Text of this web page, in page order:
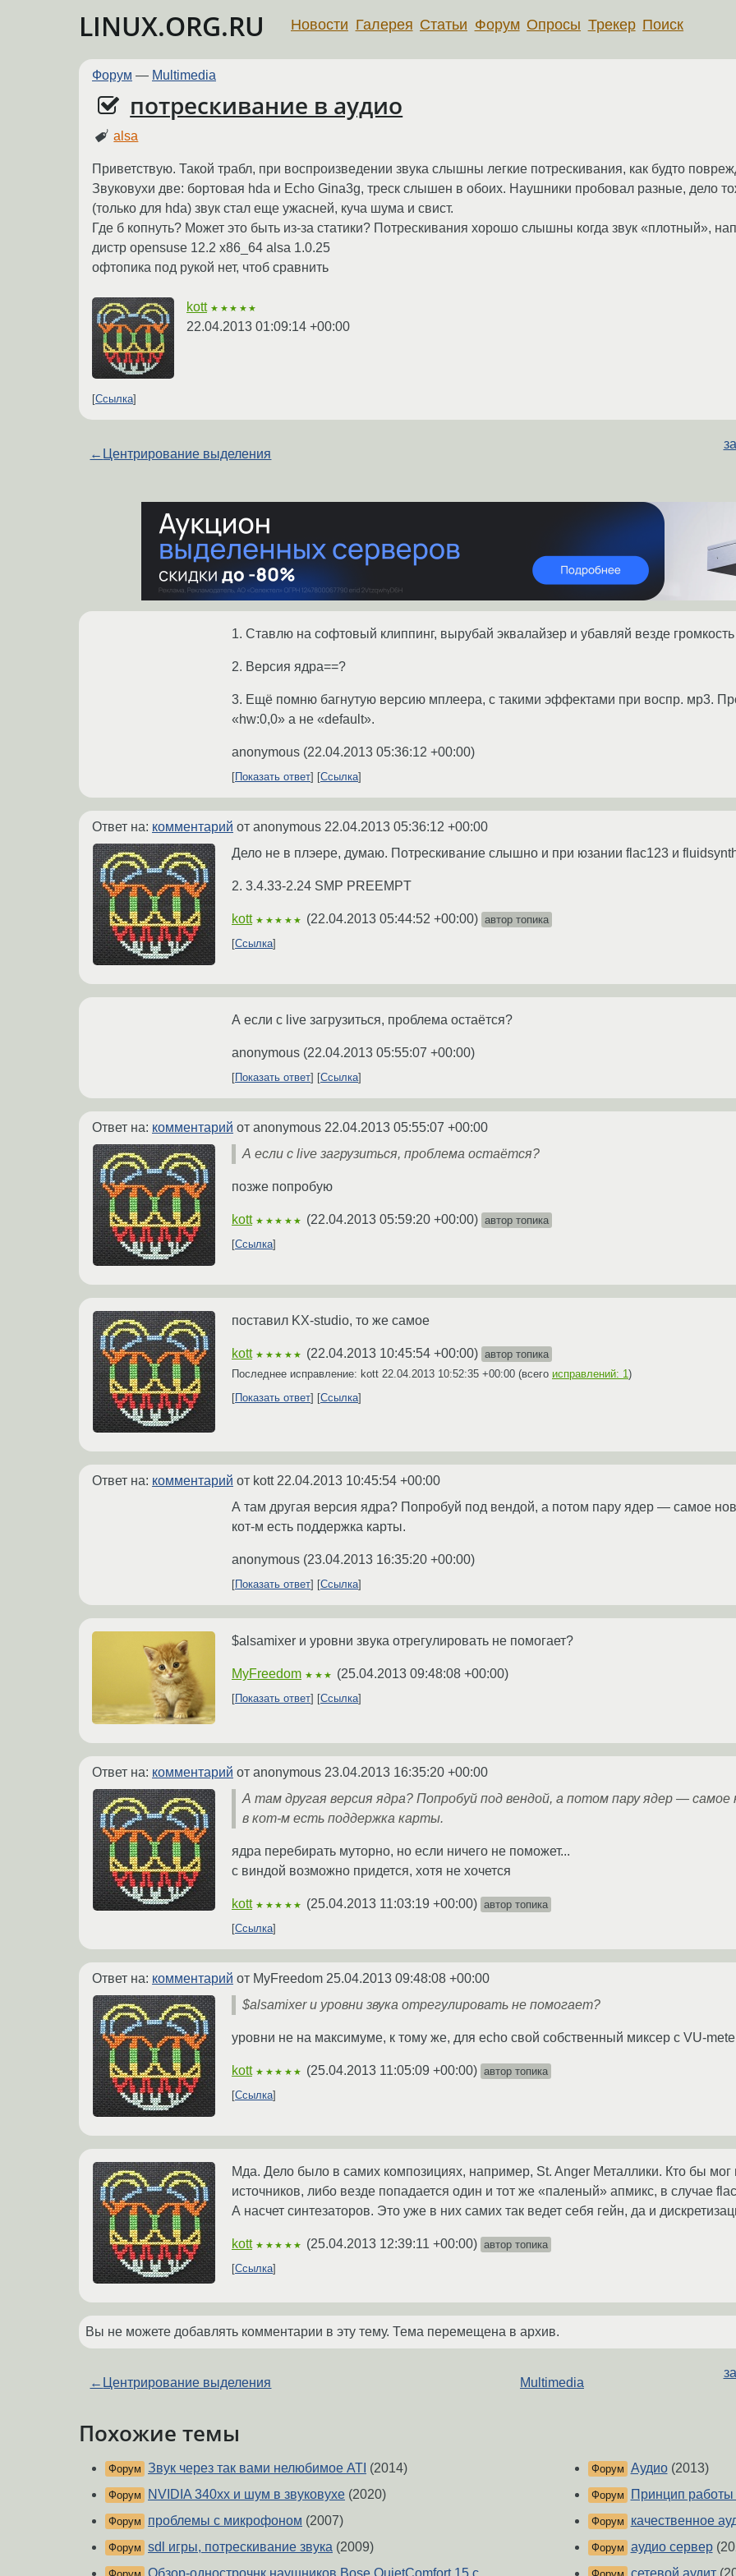
LINUX.ORG.RU Новости Галерея Статьи Форум Опросы Трекер Поиск
Форум — Multimedia
потрескивание в аудио
alsa
Приветствую. Такой трабл, при воспроизведении звука слышны легкие потрескивания, как будто
Звуковухи две: бортовая hda и Echo Gina3g, треск слышен в обоих. Наушники пробовал разные, дело
(только для hda) звук стал еще ужасней, куча шума и свист.
Где б копнуть? Может это быть из-за статики? Потрескивания хорошо слышны когда звук «плотный»,
дистр opensuse 12.2 x86_64 alsa 1.0.25
офтопика под рукой нет, чтоб сравнить
kott ★★★★★
22.04.2013 01:09:14 +00:00
Ссылка
← Центрирование выделения
1. Ставлю на софтовый клиппинг, вырубай эквалайзер и убавляй везде
2. Версия ядра==?
3. Ещё помню багнутую версию мплеера, с такими эффектами при воспр. мр3.
«hw:0,0» а не «default».
anonymous (22.04.2013 05:36:12 +00:00)
Показать ответ Ссылка
Ответ на: комментарий от anonymous 22.04.2013 05:36:12 +00:00
Дело не в плэере, думаю. Потрескивание слышно и при юзании flac123 и
2. 3.4.33-2.24 SMP PREEMPT
kott ★★★★★ (22.04.2013 05:44:52 +00:00) автор топика
Ссылка
А если с live загрузиться, проблема остаётся?
anonymous (22.04.2013 05:55:07 +00:00)
Показать ответ Ссылка
Ответ на: комментарий от anonymous 22.04.2013 05:55:07 +00:00
А если с live загрузиться, проблема остаётся?
позже попробую
kott ★★★★★ (22.04.2013 05:59:20 +00:00) автор топика
Ссылка
поставил KX-studio, то же самое
kott ★★★★★ (22.04.2013 10:45:54 +00:00) автор топика
Последнее исправление: kott 22.04.2013 10:52:35 +00:00 (всего исправлений: 1)
Показать ответ
Ссылка
Ответ на: комментарий от kott 22.04.2013 10:45:54 +00:00
А там другая версия ядра? Попробуй под вендой, а потом пару ядер — самое
кот-м есть поддержка карты.
anonymous (23.04.2013 16:35:20 +00:00)
Показать ответ Ссылка
$alsamixer и уровни звука отрегулировать не помогает?
MyFreedom ★★★ (25.04.2013 09:48:08 +00:00)
Показать ответ Ссылка
Ответ на: комментарий от anonymous 23.04.2013 16:35:20 +00:00
А там другая версия ядра? Попробуй под вендой, а потом пару ядер —
в кот-м есть поддержка карты.
ядра перебирать муторно, но если ничего не поможет...
с виндой возможно придется, хотя не хочется
kott ★★★★★ (25.04.2013 11:03:19 +00:00) автор топика
Ссылка
Ответ на: комментарий от MyFreedom 25.04.2013 09:48:08 +00:00
$alsamixer и уровни звука отрегулировать не помогает?
уровни не на максимуме, к тому же, для echo свой собственный миксер с VU-
kott ★★★★★ (25.04.2013 11:05:09 +00:00) автор топика
Ссылка
Мда. Дело было в самих композициях, например, St. Anger Металлики. Кто бы мог
источников, либо везде попадается один и тот же «паленый» апмикс, в случае
А насчет синтезаторов. Это уже в них самих так ведет себя гейн, да и
kott ★★★★★ (25.04.2013 12:39:11 +00:00) автор топика
Ссылка
Вы не можете добавлять комментарии в эту тему. Тема перемещена в архив.
← Центрирование выделения Multimedia
Похожие темы
Форум Звук через так вами нелюбимое ATI (2014)
Форум NVIDIA 340xx и шум в звуковухе (2020)
Форум проблемы с микрофоном (2007)
Форум sdl игры, потрескивание звука (2009)
Обзор-однострочнк наушников Bose QuietComfort 15 с
Форум Аудио(2013)
Форум Принцип работы
Форум качественное
Форум аудио сервер
сетевой аудит